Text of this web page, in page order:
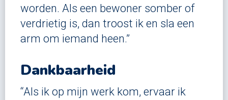
worden. Als een bewoner somber of
verdrietig is, dan troost ik en sla een
arm om iemand heen.”
Dankbaarheid
“Als ik op mijn werk kom, ervaar ik